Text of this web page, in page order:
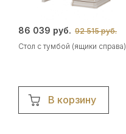
86 039 руб. 92 515 руб.
Стол с тумбой (ящики справа)
В корзину